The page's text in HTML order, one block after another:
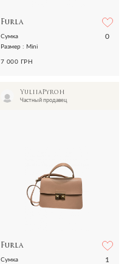
Furla
0
Сумка
Размер : Mini
7 000 ГРН
YuliiaPyroh
Частный продавец
Furla
1
Сумка